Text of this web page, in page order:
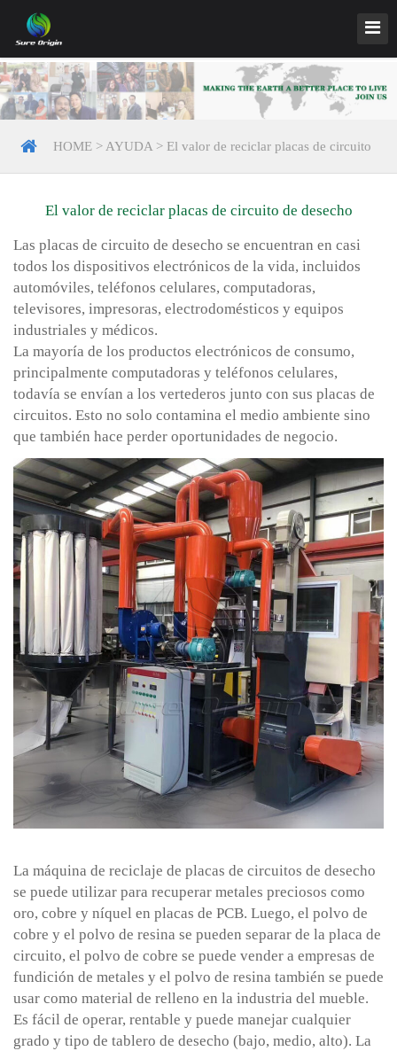
HOME >AYUDA> El valor de reciclar placas de circuito
El valor de reciclar placas de circuito de desecho
Las placas de circuito de desecho se encuentran en casi
todos los dispositivos electrónicos de la vida, incluidos
automóviles, teléfonos celulares, computadoras,
televisores, impresoras, electrodomésticos y equipos
industriales y médicos.
La mayoría de los productos electrónicos de consumo,
principalmente computadoras y teléfonos celulares,
todavía se envían a los vertederos junto con sus placas de
circuitos. Esto no solo contamina el medio ambiente sino
que también hace perder oportunidades de negocio.
La máquina de reciclaje de placas de circuitos de desecho
se puede utilizar para recuperar metales preciosos como
oro, cobre y níquel en placas de PCB. Luego, el polvo de
cobre y el polvo de resina se pueden separar de la placa de
circuito, el polvo de cobre se puede vender a empresas de
fundición de metales y el polvo de resina también se puede
usar como material de relleno en la industria del mueble.
Es fácil de operar, rentable y puede manejar cualquier
grado y tipo de tablero de desecho (bajo, medio, alto). La